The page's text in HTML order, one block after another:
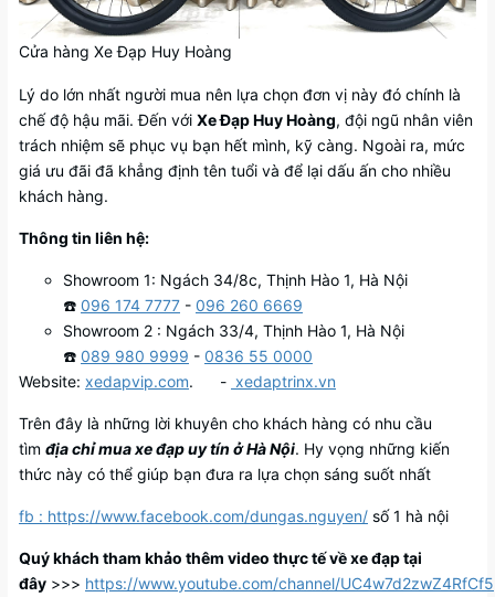
Cửa hàng Xe Đạp Huy Hoàng
Lý do lớn nhất người mua nên lựa chọn đơn vị này đó chính là
chế độ hậu mãi. Đến với Xe Đạp Huy Hoàng, đội ngũ nhân viên
trách nhiệm sẽ phục vụ bạn hết mình, kỹ càng. Ngoài ra, mức
giá ưu đãi đã khẳng định tên tuổi và để lại dấu ấn cho nhiều
khách hàng.
Thông tin liên hệ:
Showroom 1: Ngách 34/8c, Thịnh Hào 1, Hà Nội
☎️ 096 174 7777 - 096 260 6669
Showroom 2 : Ngách 33/4, Thịnh Hào 1, Hà Nội
☎️ 089 980 9999 - 0836 55 0000
Website: xedapvip.com. - xedaptrinx.vn
Trên đây là những lời khuyên cho khách hàng có nhu cầu
tìm địa chỉ mua xe đạp uy tín ở Hà Nội. Hy vọng những kiến
thức này có thể giúp bạn đưa ra lựa chọn sáng suốt nhất
fb : https://www.facebook.com/dungas.nguyen/ số 1 hà nội
Quý khách tham khảo thêm video thực tế về xe đạp tại
đây >>> https://www.youtube.com/channel/